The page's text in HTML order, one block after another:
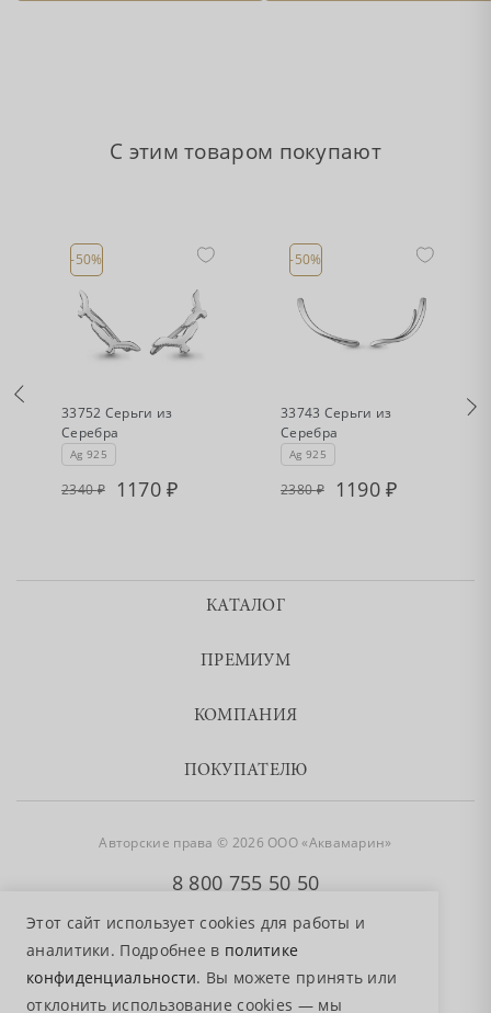
Этот сайт использует cookies для работы и
аналитики. Подробнее в политике
конфиденциальности. Вы можете принять или
отклонить использование cookies — мы
С этим товаром покупают
-50%
33752 Серьги из
Серебра
Ag 925
2340 1170
-50%
33743 Серьги из
Серебра
Ag 925
2380 1190
КАТАЛОГ
ПРЕМИУМ
КОМПАНИЯ
ПОКУПАТЕЛЮ
Авторские права © 2026 ООО «Аквамарин»
8 800 755 50 50